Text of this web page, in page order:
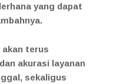
yang dapat
akan terus
akurasi layanan
sekaligus